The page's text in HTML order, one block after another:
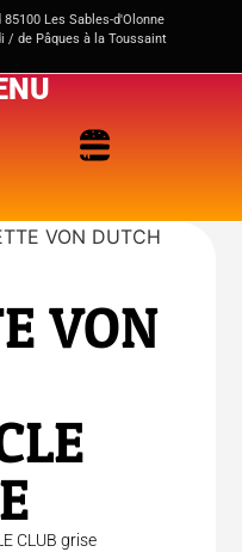
Les Sables-d'Olonne
/ de Pâques à la Toussaint
VON DUTCH
VON
CLUB grise